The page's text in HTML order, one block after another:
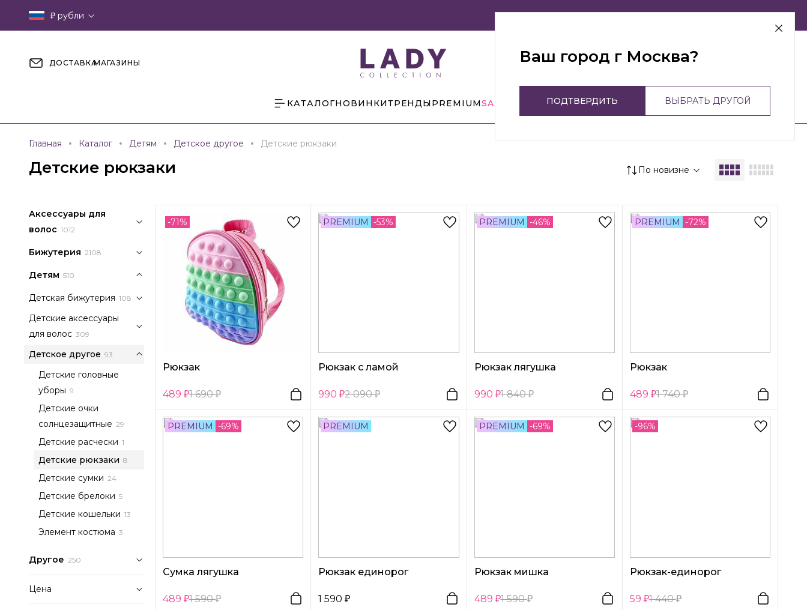
₽ рубли г Москва
ДОСТАВКАМАГАЗИНЫ
КАТАЛОГНОВИНКИТРЕНДЫ PREMIUMSALE
Главная Каталог Детям Детское другое Детские рюкзаки
Детские рюкзаки По новизне
Аксессуары для
волос 1012
Бижутерия 2108
Детям 510
Детская бижутерия 108
Детские аксессуары
для волос 309
Детское другое 93
Детские головные
уборы 9
Детские очки
солнцезащитные 29
Детские расчески 1
Детские рюкзаки 8
Детские сумки 24
Детские брелоки 5
Детские кошельки 13
Элемент костюма 3
Другое 250
Цена
-71%
Рюкзак
489 1 690
-53%
PREMIUM
Рюкзак с ламой
990 2 090
-46%
PREMIUM
Рюкзак лягушка
990 1 840
-72%
PREMIUM
Рюкзак
489 1 740
-69%
PREMIUM
Сумка лягушка
489 1 590
PREMIUM
Рюкзак единорог
1 590
-69%
PREMIUM
Рюкзак мишка
489 1 590
-96%
Рюкзак-единорог
59 1 440
Ваш город г Москва?
ПОДТВЕРДИТЬ ВЫБРАТЬ ДРУГОЙ